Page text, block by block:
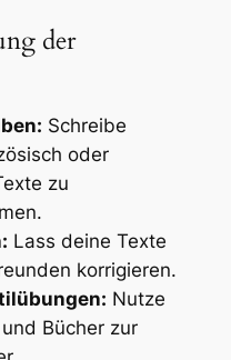
der
Schreibe
oder
zu
Lass deine Texte
korrigieren.
Nutze
Bücher zur